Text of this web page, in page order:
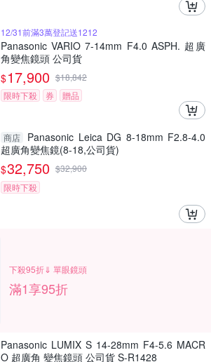
12/31前滿3萬登記送1212
Panasonic VARIO 7-14mm F4.0 ASPH. 超廣
角變焦鏡頭 公司貨
$17,900 $18,842
限時下殺
券 贈品
商店
Panasonic Leica DG 8-18mm F2.8-4.0
超廣角變焦鏡(8-18,公司貨)
$32,750 $32,900
限時下殺
下殺95折⇓ 單眼鏡頭
滿1享95折
Panasonic LUMIX S 14-28mm F4-5.6 MACR
O 超廣角 變焦鏡頭 公司貨 S-R1428